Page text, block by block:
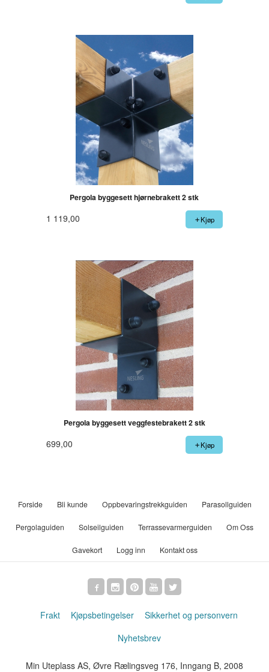
Pergola byggesett hjørnebrakett 2 stk
1 119,00 Kjøp
Pergola byggesett veggfestebrakett 2 stk
699,00 Kjøp
Forside Bli kunde Oppbevaringstrekkguiden Parasollguiden
Pergolaguiden Solseilguiden Terrassevarmerguiden Om Oss
Gavekort Logg inn Kontakt oss
Frakt Kjøpsbetingelser
Sikkerhet og personvern
Nyhetsbrev
Min Uteplass AS, Øvre Rælingsveg 176, Inngang B, 2008